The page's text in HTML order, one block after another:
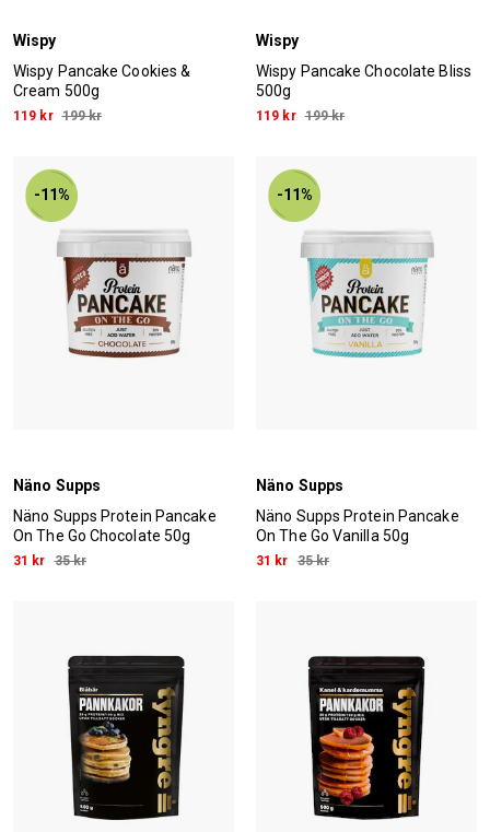
Wispy
Wispy Pancake Cookies &
Cream 500g
119 kr 199 kr
Wispy
Wispy Pancake Chocolate Bliss
500g
119 kr 199 kr
-11%
Näno Supps
Näno Supps Protein Pancake
On The Go Chocolate 50g
31 kr 35 kr
-11%
Näno Supps
Näno Supps Protein Pancake
On The Go Vanilla 50g
31 kr 35 kr